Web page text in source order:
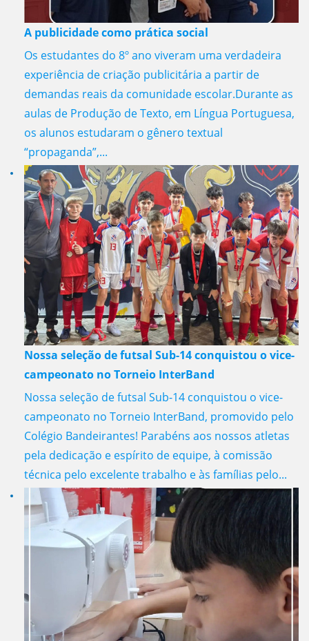
A publicidade como prática social
Os estudantes do 8º ano viveram uma verdadeira
experiência de criação publicitária a partir de
demandas reais da comunidade escolar.Durante as
aulas de Produção de Texto, em Língua Portuguesa,
os alunos estudaram o gênero textual
“propaganda”,...
Nossa seleção de futsal Sub-14 conquistou o vice-
campeonato no Torneio InterBand
Nossa seleção de futsal Sub-14 conquistou o vice-
campeonato no Torneio InterBand, promovido pelo
Colégio Bandeirantes! Parabéns aos nossos atletas
pela dedicação e espírito de equipe, à comissão
técnica pelo excelente trabalho e às famílias pelo...